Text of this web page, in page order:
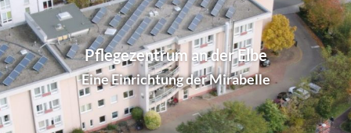
Pflegezentrum an der Elbe
Eine Einrichtung der Mirabelle